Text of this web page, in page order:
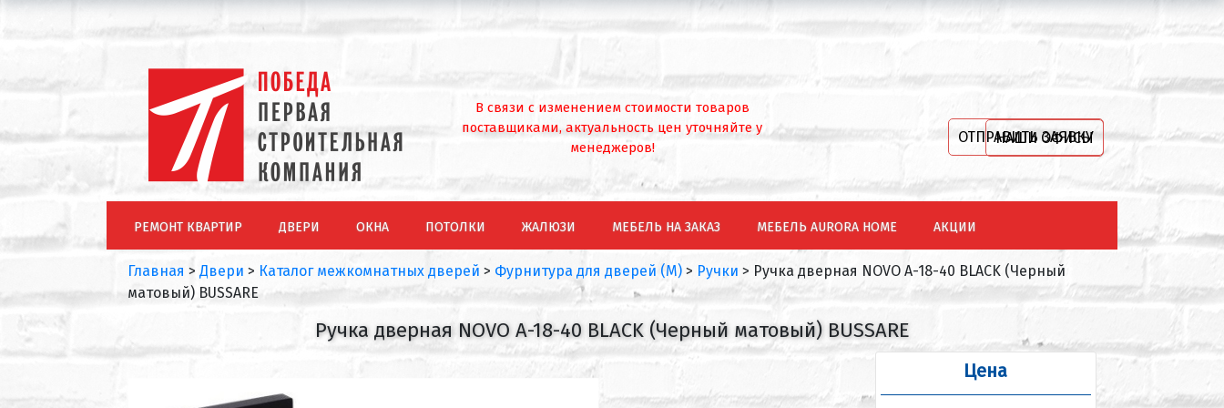
В связи с изменением стоимости товаров
поставщиками, актуальность цен уточняйте у
менеджеров!
ОТПРАВИТЬ ЗАЯВКУ
НАШИ ОФИСЫ
РЕМОНТ КВАРТИР ДВЕРИ ОКНА ПОТОЛКИ ЖАЛЮЗИ МЕБЕЛЬ НА ЗАКАЗ МЕБЕЛЬ AURORA HOME АКЦИИ
Главная > Двери > Каталог межкомнатных дверей > Фурнитура для дверей (М) > Ручки > Ручка дверная NOVO A-18-40 BLACK (Черный
матовый) BUSSARE
Ручка дверная NOVO A-18-40 BLACK (Черный матовый) BUSSARE
Цена